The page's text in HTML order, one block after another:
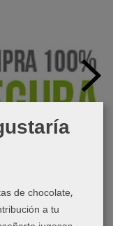
de chocolate,
a tu